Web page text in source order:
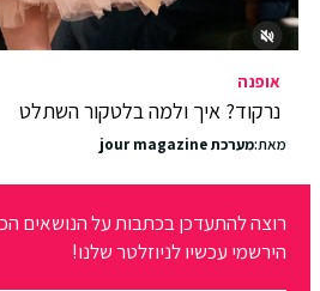
אופנה
נרקוד? איך ולמה בלטקור השתלט
מאת:מערכת jour magazine
רוצה להתעדכן בכתבות על הנושאים
הירשמי עכשיו לניוזלטר שלנו!